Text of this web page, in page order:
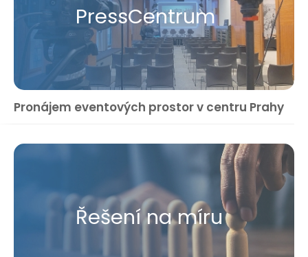
Press​Centrum
Pronájem eventových prostor v centru Prahy
Řešení na míru